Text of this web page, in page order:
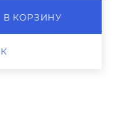
В КОРЗИНУ